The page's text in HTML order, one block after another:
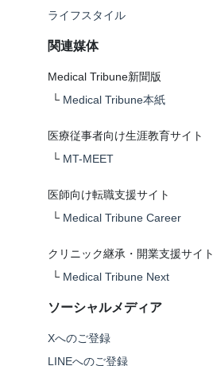
ライフスタイル
関連媒体
Medical Tribune新聞版
└ Medical Tribune本紙
医療従事者向け生涯教育サイト
└ MT-MEET
医師向け転職支援サイト
└ Medical Tribune Career
クリニック継承・開業支援サイト
└ Medical Tribune Next
ソーシャルメディア
Xへのご登録
LINEへのご登録